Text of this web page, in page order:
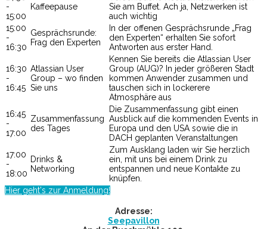
-
15:00
Kaffeepause
Sie am Buffet. Ach ja, Netzwerken ist
auch wichtig
15:00
-
16:30
Gesprächsrunde:
Frag den Experten
In der offenen Gesprächsrunde „Frag
den Experten“ erhalten Sie sofort
Antworten aus erster Hand.
16:30
-
16:45
Atlassian User
Group – wo finden
Sie uns
Kennen Sie bereits die Atlassian User
Group (AUG)? In jeder größeren Stadt
kommen Anwender zusammen und
tauschen sich in lockerere
Atmosphäre aus
16:45
-
17:00
Zusammenfassung
des Tages
Die Zusammenfassung gibt einen
Ausblick auf die kommenden Events in
Europa und den USA sowie die in
DACH geplanten Veranstaltungen
17:00
-
18:00
Drinks &
Networking
Zum Ausklang laden wir Sie herzlich
ein, mit uns bei einem Drink zu
entspannen und neue Kontakte zu
knüpfen.
Hier geht's zur Anmeldung!
Adresse:
Seepavillon